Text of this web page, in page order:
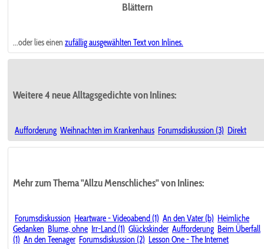
Blättern
...oder lies einen zufällig ausgewählten Text von Inlines.
Weitere 4 neue Alltagsgedichte von Inlines:
Aufforderung Weihnachten im Krankenhaus Forumsdiskussion (3) Direkt
Mehr zum Thema "Allzu Menschliches" von Inlines:
Forumsdiskussion Heartware - Videoabend (1) An den Vater (b) Heimliche
Gedanken Blume, ohne Irr-Land (1) Glückskinder Aufforderung Beim Überfall
(1) An den Teenager Forumsdiskussion (2) Lesson One - The Internet